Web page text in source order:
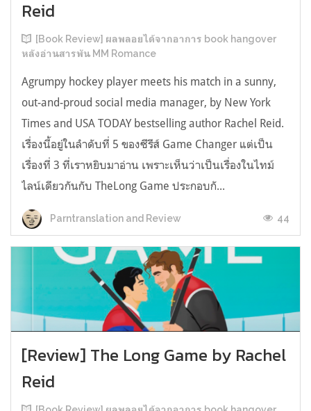
Reid
[Book Review] ผลพลอยได้จากอาการ book hangover
หลังอ่านสารพัน MM Romance
Agrumpy hockey player meets his match in a sunny,
out-and-proud social media manager, by New York
Times and USA TODAY bestselling author Rachel Reid.
เรื่องนี้อยู่ในลำดับที่ 5 ของซีรีส์ Game Changer แต่เป็น
เรื่องที่ 3 ที่เราหยิบมาอ่าน เพราะเห็นว่าเป็นเรื่องในไทม์
ไลน์เดียวกันกับ TheLong Game ประกอบกั...
Parntranslation and Review 44
[Review] The Long Game by Rachel
Reid